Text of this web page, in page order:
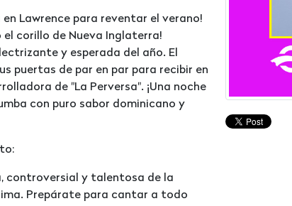
Lawrence para reventar el verano!
el corillo de Nueva Inglaterra!
y esperada del año. El
puertas de par en par para recibir en
de "La Perversa". ¡Una noche
con puro sabor dominicano y
controversial y talentosa de la
Prepárate para cantar a todo